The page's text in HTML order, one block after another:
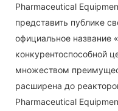
Pharmaceutical
представить публике
официальное название
конкурентоспособной
множеством
расширена до
Pharmaceutical